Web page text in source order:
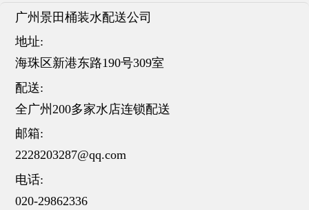
广州景田桶装水配送公司
地址:
海珠区新港东路190号309室
配送:
全广州200多家水店连锁配送
邮箱:
2228203287@qq.com
电话:
020-29862336